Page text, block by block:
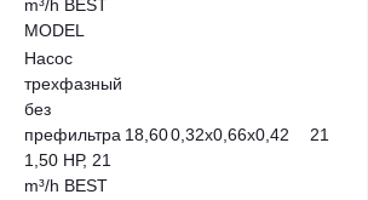
m³/h BEST
MODEL
Насос
трехфазный
без
префильтра
1,50 НР, 21
m³/h BEST
18,600,32x0,66x0,42 21